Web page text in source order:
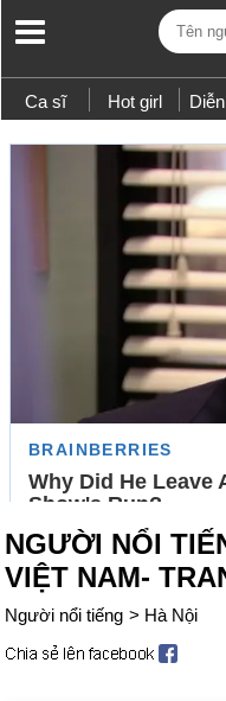
Ca sĩ Hot girl
NGƯỜI NỔI
VIỆT NAM-
Người nổi tiếng > Hà Nội